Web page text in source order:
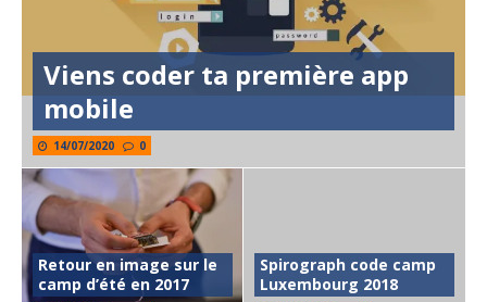
Viens coder ta première app
mobile
14/07/2020 0
Retour en image sur le
camp d’été en 2017
Spirograph code camp
Luxembourg 2018